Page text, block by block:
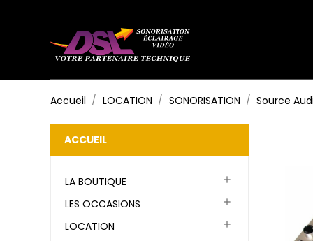
Accueil LOCATION SONORISATION Source
ACCUEIL
LA BOUTIQUE 
LES OCCASIONS 
LOCATION 